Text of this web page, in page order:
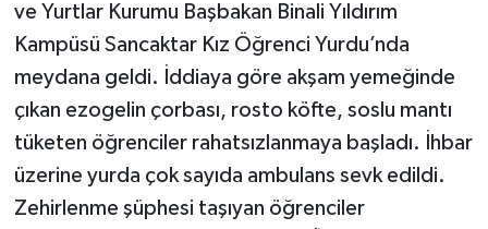
ve Yurtlar Kurumu Başbakan Binali Yıldırım
Kampüsü Sancaktar Kız Öğrenci Yurdu’nda
meydana geldi. İddiaya göre akşam yemeğinde
çıkan ezogelin çorbası, rosto köfte, soslu mantı
tüketen öğrenciler rahatsızlanmaya başladı. İhbar
üzerine yurda çok sayıda ambulans sevk edildi.
Zehirlenme şüphesi taşıyan öğrenciler